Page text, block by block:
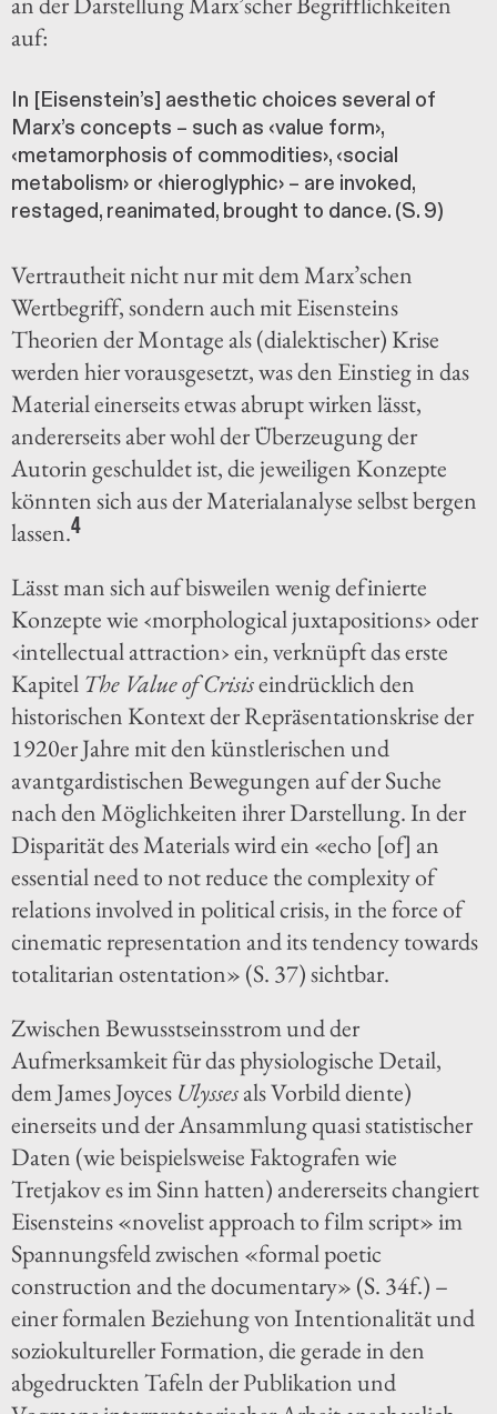
auf:
In [Eisenstein’s] aesthetic choices several of
Marx’s concepts – such as ‹value form›,
‹metamorphosis of commodities›, ‹social
metabolism› or ‹hieroglyphic› – are invoked,
restaged, reanimated, brought to dance. (S. 9)
Vertrautheit nicht nur mit dem Marx’schen
Wertbegriff, sondern auch mit Eisensteins
Theorien der Montage als (dialektischer) Krise
werden hier vorausgesetzt, was den Einstieg in das
Material einerseits etwas abrupt wirken lässt,
andererseits aber wohl der Überzeugung der
Autorin geschuldet ist, die jeweiligen Konzepte
könnten sich aus der Materialanalyse selbst bergen
lassen.4
Lässt man sich auf bisweilen wenig definierte
Konzepte wie ‹morphological juxtapositions› oder
‹intellectual attraction› ein, verknüpft das erste
Kapitel The Value of Crisiseindrücklich den
historischen Kontext der Repräsentationskrise der
1920er Jahre mit den künstlerischen und
avantgardistischen Bewegungen auf der Suche
nach den Möglichkeiten ihrer Darstellung. In der
Disparität des Materials wird ein «echo [of] an
essential need to not reduce the complexity of
relations involved in political crisis, in the force of
cinematic representation and its tendency towards
totalitarian ostentation» (S. 37) sichtbar.
Zwischen Bewusstseinsstrom und der
Aufmerksamkeit für das physiologische Detail,
dem James Joyces Ulyssesals Vorbild diente)
einerseits und der Ansammlung quasi statistischer
Daten (wie beispielsweise Faktografen wie
Tretjakov es im Sinn hatten) andererseits changiert
Eisensteins «novelist approach to film script» im
Spannungsfeld zwischen «formal poetic
construction and the documentary» (S. 34f.) –
einer formalen Beziehung von Intentionalität und
soziokultureller Formation, die gerade in den
abgedruckten Tafeln der Publikation und